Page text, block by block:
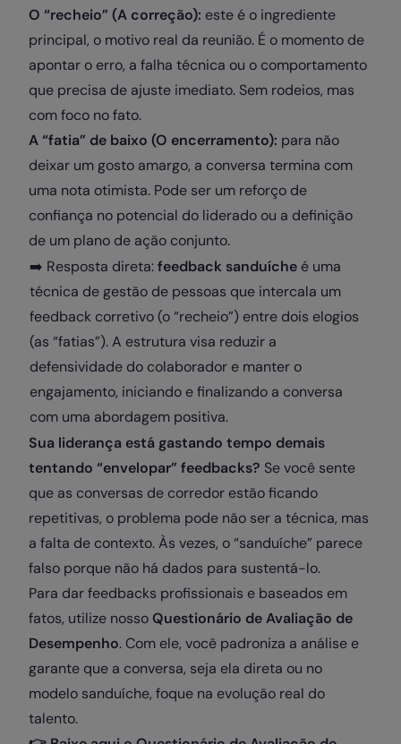
O “recheio” (A correção): este é o ingrediente
principal, o motivo real da reunião. É o momento de
apontar o erro, a falha técnica ou o comportamento
que precisa de ajuste imediato. Sem rodeios, mas
com foco no fato.
A “fatia” de baixo (O encerramento): para não
deixar um gosto amargo, a conversa termina com
uma nota otimista. Pode ser um reforço de
confiança no potencial do liderado ou a definição
de um plano de ação conjunto.
➡️ Resposta direta:feedback sanduíche é uma
técnica de gestão de pessoas que intercala um
feedback corretivo (o “recheio”) entre dois elogios
(as “fatias”). A estrutura visa reduzir a
defensividade do colaborador e manter o
engajamento, iniciando e finalizando a conversa
com uma abordagem positiva.
Sua liderança está gastando tempo demais
tentando “envelopar” feedbacks? Se você sente
que as conversas de corredor estão ficando
repetitivas, o problema pode não ser a técnica, mas
a falta de contexto. Às vezes, o “sanduíche” parece
falso porque não há dados para sustentá-lo.
Para dar feedbacks profissionais e baseados em
fatos, utilize nossoQuestionário de Avaliação de
Desempenho. Com ele, você padroniza a análise e
garante que a conversa, seja ela direta ou no
modelo sanduíche, foque na evolução real do
talento.